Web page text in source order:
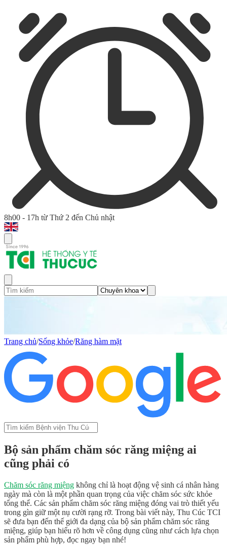
8h00 - 17h từ Thứ 2 đến Chủ nhật
Trang chủ/Sống khỏe/Răng hàm mặt
Bộ sản phẩm chăm sóc răng miệng ai
cũng phải có
Chăm sóc răng miệng không chỉ là hoạt động vệ sinh cá nhân hàng
ngày mà còn là một phần quan trọng của việc chăm sóc sức khỏe
tổng thể. Các sản phẩm chăm sóc răng miệng đóng vai trò thiết yếu
trong gìn giữ một nụ cười rạng rỡ. Trong bài viết này, Thu Cúc TCI
sẽ đưa bạn đến thế giới đa dạng của bộ sản phẩm chăm sóc răng
miệng, giúp bạn hiểu rõ hơn về công dụng cũng như cách lựa chọn
sản phẩm phù hợp, đọc ngay bạn nhé!